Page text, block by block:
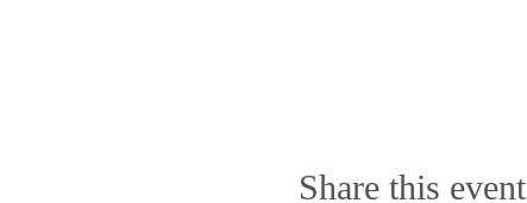
Share this event